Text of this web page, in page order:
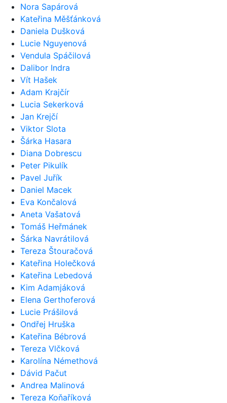
Nora Sapárová
Kateřina Měšťánková
Daniela Dušková
Lucie Nguyenová
Vendula Spáčilová
Dalibor Indra
Vít Hašek
Adam Krajčír
Lucia Sekerková
Jan Krejčí
Viktor Slota
Šárka Hasara
Diana Dobrescu
Peter Pikulík
Pavel Juřík
Daniel Macek
Eva Končalová
Aneta Vašatová
Tomáš Heřmánek
Šárka Navrátilová
Tereza Štouračová
Kateřina Holečková
Kateřina Lebedová
Kim Adamjáková
Elena Gerthoferová
Lucie Prášilová
Ondřej Hruška
Kateřina Bébrová
Tereza Vlčková
Karolína Némethová
Dávid Pačut
Andrea Malinová
Tereza Koňaříková